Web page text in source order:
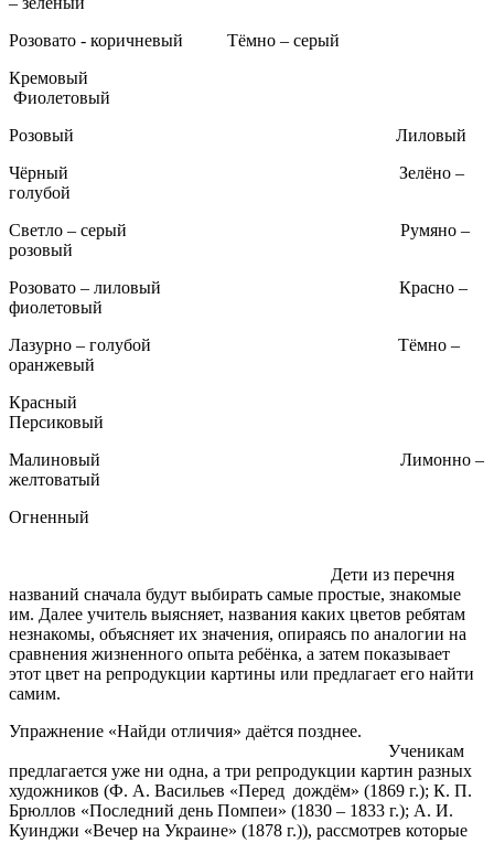
Розовато - коричневый Тёмно – серый
Кремовый
Фиолетовый
Розовый Лиловый
Чёрный Зелёно –
голубой
Светло – серый Румяно –
розовый
Розовато – лиловый Красно –
фиолетовый
Лазурно – голубой Тёмно –
оранжевый
Красный
Персиковый
Малиновый Лимонно –
желтоватый
Огненный
Дети из перечня
названий сначала будут выбирать самые простые, знакомые
им. Далее учитель выясняет, названия каких цветов ребятам
незнакомы, объясняет их значения, опираясь по аналогии на
сравнения жизненного опыта ребёнка, а затем показывает
этот цвет на репродукции картины или предлагает его найти
самим.
Упражнение «Найди отличия» даётся позднее.
Ученикам
предлагается уже ни одна, а три репродукции картин разных
художников (Ф. А. Васильев «Перед дождём» (1869 г.); К. П.
Брюллов «Последний день Помпеи» (1830 – 1833 г.); А. И.
Куинджи «Вечер на Украине» (1878 г.)), рассмотрев которые